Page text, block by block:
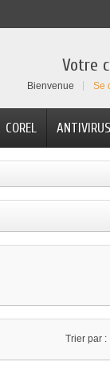
Votre
Bienvenue Se
COREL ANTIVIRUS
Trier par :